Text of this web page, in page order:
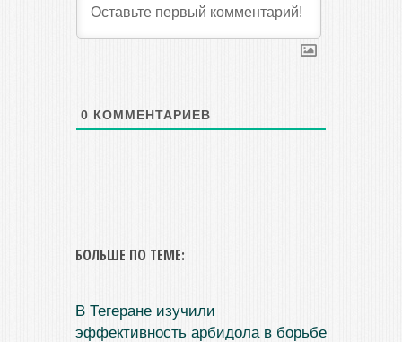
0 КОММЕНТАРИЕВ
БОЛЬШЕ ПО ТЕМЕ:
В Тегеране изучили
эффективность арбидола в борьбе